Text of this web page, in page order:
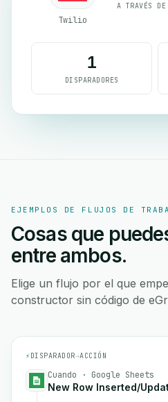
Twilio
A TRAVÉS DE
1
DISPARADORES
EJEMPLOS DE FLUJOS DE
Cosas que
entre ambos.
Elige un flujo por el que
constructor sin código de
⚡ DISPARADOR→ACCIÓN
Cuando · Google Sheets
New Row Inserted/